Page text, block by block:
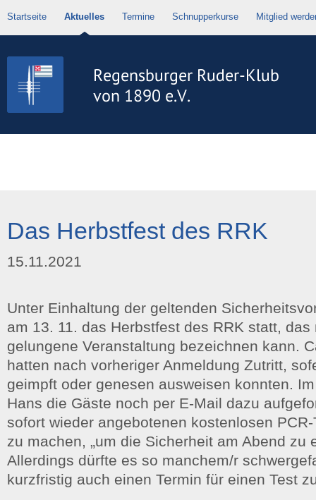
Startseite Aktuelles Termine Schnupperkurse Mitglied
Das Herbstfest des RRK
15.11.2021
Unter Einhaltung der geltenden
am 13. 11. das Herbstfest des RRK statt, das
gelungene Veranstaltung bezeichnen kann.
hatten nach vorheriger Anmeldung Zutritt,
geimpft oder genesen ausweisen konnten.
Hans die Gäste noch per E-Mail dazu
sofort wieder angebotenen kostenlosen
zu machen, „um die Sicherheit am Abend zu
Allerdings dürfte es so manchem/r
kurzfristig auch einen Termin für einen Test